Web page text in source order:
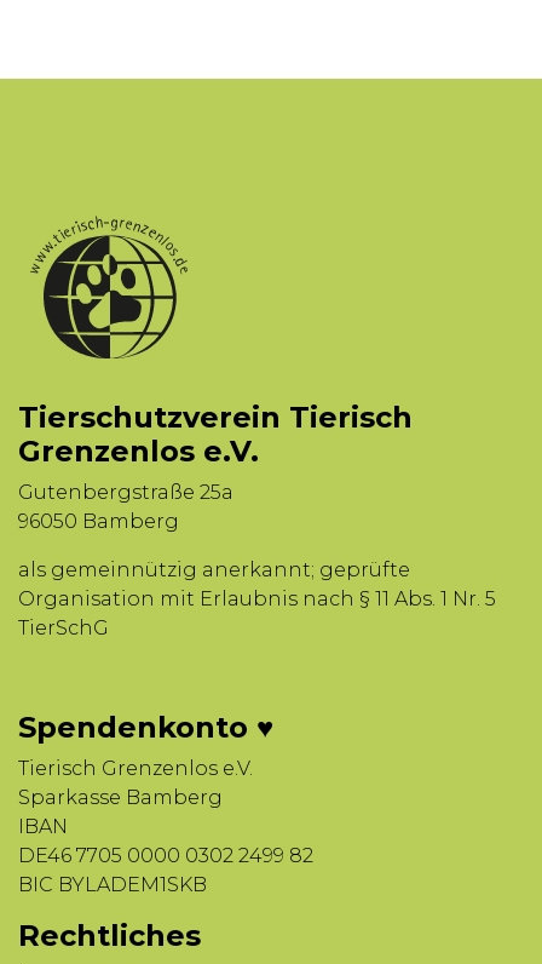
Tierschutzverein Tierisch
Grenzenlos e.V.
Gutenbergstraße 25a
96050 Bamberg
als gemeinnützig anerkannt; geprüfte
Organisation mit Erlaubnis nach § 11 Abs. 1 Nr. 5
TierSchG
Spendenkonto ♥
Tierisch Grenzenlos e.V.
Sparkasse Bamberg
IBAN
DE46 7705 0000 0302 2499 82
BIC BYLADEM1SKB
Rechtliches